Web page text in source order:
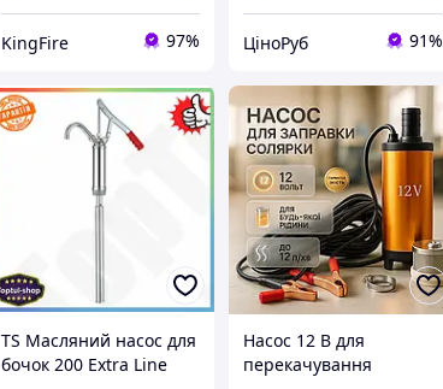
KingFire 97% ЦіноРуб 91%
TS Масляний насос для
бочок 200 Extra Line
Насос 12 В для
перекачування